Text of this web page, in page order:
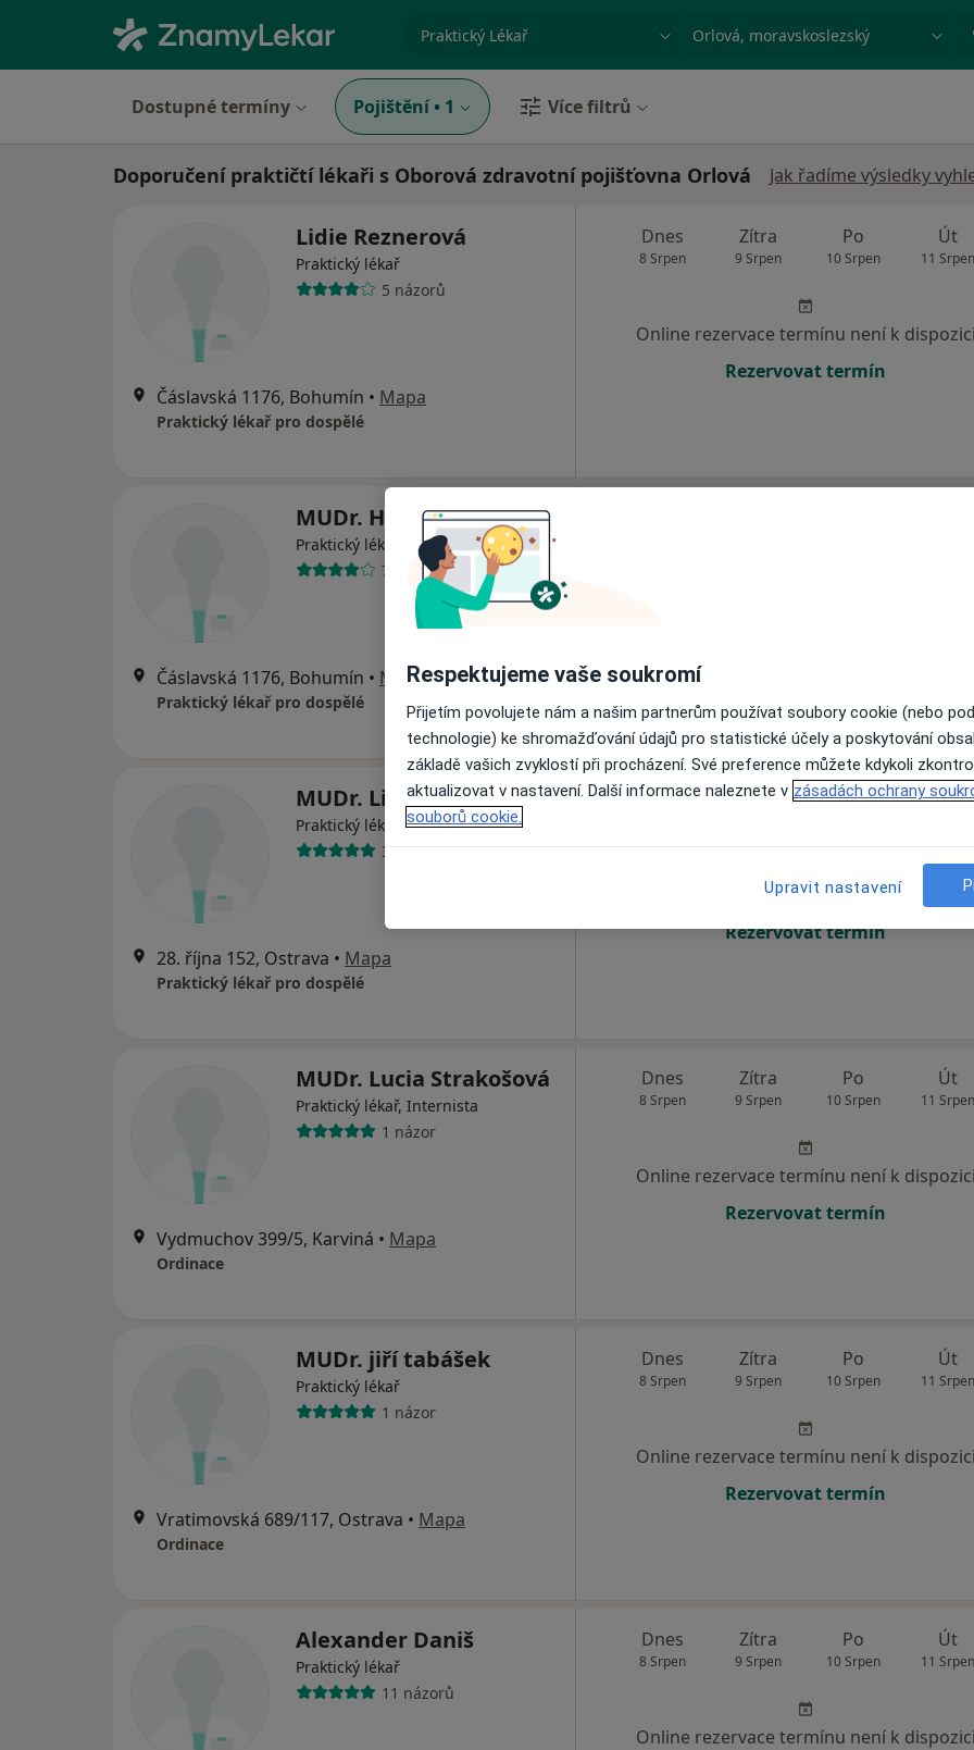
specializace, nemoc nebo příjmení Město nebo region
Dostupné termíny Pojištění • 1 Více filtrů
Doporučení praktičtí lékaři s Oborová zdravotní pojišťovna Orlová Jak řadíme výsledky
Lidie Reznerová
Praktický lékař
5 názorů
Čáslavská 1176, Bohumín • Mapa
Praktický lékař pro dospělé
Dnes
8 Srpen
Zítra
9 Srpen
Po
10 Srpen
Út
11 Srpen
Online rezervace termínu není k dispozici
Rezervovat termín
MUDr. Hana Miková
Praktický lékař
7 názorů
Čáslavská 1176, Bohumín • Mapa
Praktický lékař pro dospělé
MUDr. Libor Mlynář
Praktický lékař
33 názorů
28. října 152, Ostrava • Mapa
Praktický lékař pro dospělé
Dnes Zítra Po Út
Online rezervace termínu není k dispozici
Rezervovat termín
MUDr. Lucia Strakošová
Praktický lékař, Internista
1 názor
Vydmuchov 399/5, Karviná • Mapa
Ordinace
Dnes
8 Srpen
Zítra
9 Srpen
Po
10 Srpen
Út
11 Srpen
Online rezervace termínu není k dispozici
Rezervovat termín
MUDr. jiří tabášek
Praktický lékař
1 názor
Vratimovská 689/117, Ostrava • Mapa
Ordinace
Dnes
8 Srpen
Zítra
9 Srpen
Po
10 Srpen
Út
11 Srpen
Online rezervace termínu není k dispozici
Rezervovat termín
Alexander Daniš
Praktický lékař
11 názorů
Dnes
8 Srpen
Zítra
9 Srpen
Po
10 Srpen
Út
11 Srpen
Online rezervace termínu není k dispozici
Respektujeme vaše soukromí
Přijetím povolujete nám a našim partnerům používat soubory cookie (nebo
technologie) ke shromažďování údajů pro statistické účely a poskytování
základě vašich zvyklostí při procházení. Své preference můžete kdykoli
aktualizovat v nastavení. Další informace naleznete v zásadách ochrany
souborů cookie.
Upravit nastavení